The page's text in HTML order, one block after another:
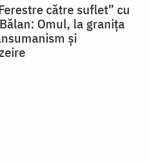
către suflet” cu
Omul, la granița
și